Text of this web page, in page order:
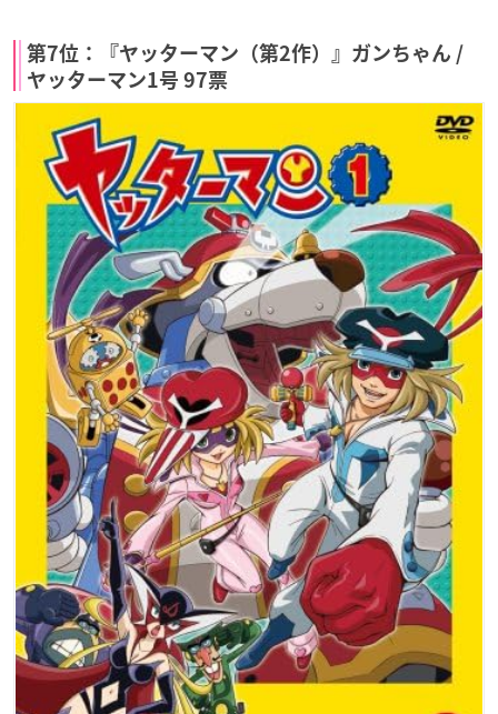
第7位：『ヤッターマン（第2作）』ガンちゃん /
ヤッターマン1号 97票